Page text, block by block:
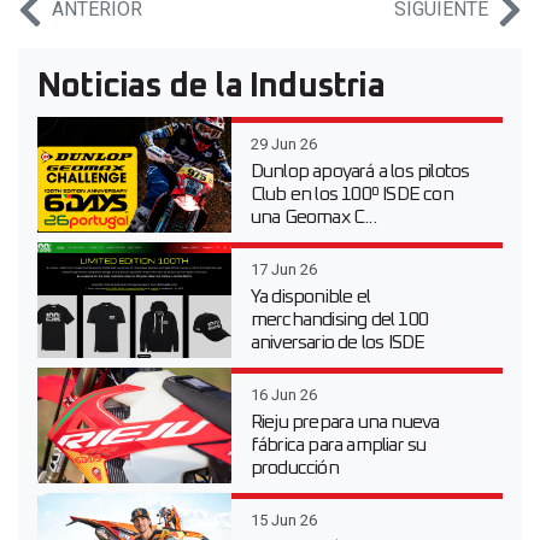
ANTERIOR SIGUIENTE
Noticias de la Industria
29 Jun 26
Dunlop apoyará a los pilotos
Club en los 100º ISDE con
una Geomax C...
17 Jun 26
Ya disponible el
merchandising del 100
aniversario de los ISDE
16 Jun 26
Rieju prepara una nueva
fábrica para ampliar su
producción
15 Jun 26